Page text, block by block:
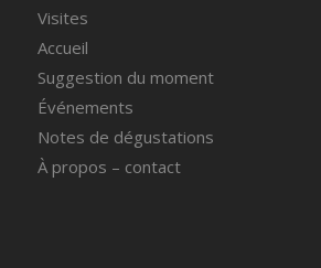
Visites
Accueil
Suggestion du moment
Événements
Notes de dégustations
À propos – contact